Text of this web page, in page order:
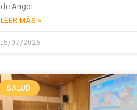
de Angol.
LEER MÁS »
15/07/2026
SALUD